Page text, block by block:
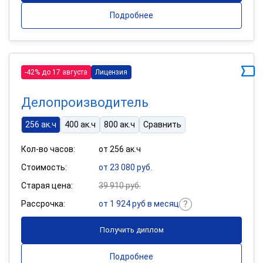
Подробнее
-42% до 17 августа Лицензия
Делопроизводитель
256 ак.ч 400 ак.ч 800 ак.ч Сравнить
Кол-во часов:
от 256 ак.ч
Стоимость:
от 23 080 руб.
Старая цена:
39 910 руб.
Рассрочка:
от 1 924 руб в месяц
Получить диплом
Подробнее